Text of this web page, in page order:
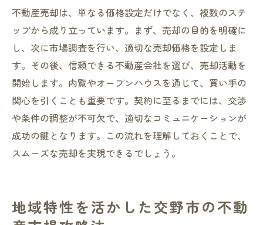
不動産売却は、単なる価格設定だけでなく、複数のステ
ップから成り立っています。まず、売却の目的を明確に
し、次に市場調査を行い、適切な売却価格を設定しま
す。その後、信頼できる不動産会社を選び、売却活動を
開始します。内覧やオープンハウスを通じて、買い手の
関心を引くことも重要です。契約に至るまでには、交渉
や条件の調整が不可欠で、適切なコミュニケーションが
成功の鍵となります。この流れを理解しておくことで、
スムーズな売却を実現できるでしょう。
地域特性を活かした交野市の不動